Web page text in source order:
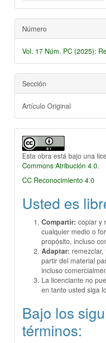
Número
Vol. 17 Núm. PC (2025):
Sección
Artículo Original
Esta obra está bajo una
Commons Atribución 4.0.
CC Reconocimiento 4.0
Usted es
Compartir: copiar y
cualquier medio o
propósito, incluso
Adaptar:
partir del material
incluso
La licenciante no
en tanto usted siga
Bajo los
términos: